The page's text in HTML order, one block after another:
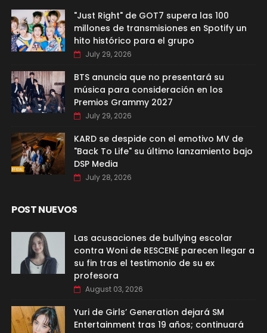
"Just Right" de GOT7 supera las 100
millones de transmisiones en Spotify un
hito histórico para el grupo
July 29, 2026
BTS anuncia que no presentará su
música para consideración en los
Premios Grammy 2027
July 29, 2026
KARD se despide con el emotivo MV de
"Back To Life" su último lanzamiento bajo
DSP Media
July 28, 2026
POST NUEVOS
Las acusaciones de bullying escolar
contra Woni de RESCENE parecen llegar a
su fin tras el testimonio de su ex
profesora
August 03, 2026
Yuri de Girls’ Generation dejará SM
Entertainment tras 19 años; continuará